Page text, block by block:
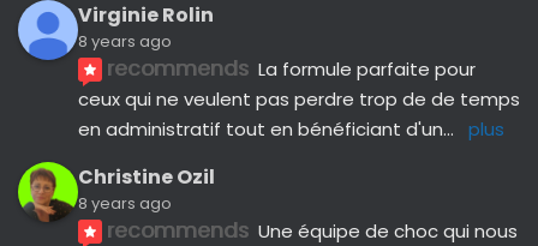
Virginie Rolin
8 years ago
recommends La formule parfaite pour
ceux qui ne veulent pas perdre trop de de temps
en administratif tout en bénéficiant d'un... plus
Christine Ozil
8 years ago
recommends Une équipe de choc qui nous